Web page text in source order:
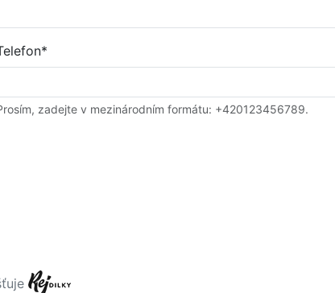
zadejte v mezinárodním formátu: +420123456789.